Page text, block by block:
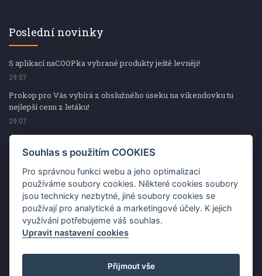
Poslední novinky
S aplikací naCOOPka vybrané produkty ještě levněji!
29.07
Prokop pro Vás vybírá z obslužného úseku na víkendovku tu
nejlepší cenu z letáku!
29.07
Prokop pro Vás vybírá z obslužného úseku na víkendovku tu
nejlepší cenu z letáku!
Kup špekáčky od Váhaly a vyhraj s naCOOPkou sekerku Fiskars
29.07
Prokop pro Vás vybírá na víkendovku ty nejlepší ceny z letáku!
29.07
Souhlas s použitím COOKIES
Pro správnou funkci webu a jeho optimalizaci
používáme soubory cookies. Některé cookies soubory
jsou technicky nezbytné, jiné soubory cookies se
používají pro analytické a marketingové účely. K jejich
využívání potřebujeme váš souhlas.
Upravit nastavení cookies
Přijmout vše